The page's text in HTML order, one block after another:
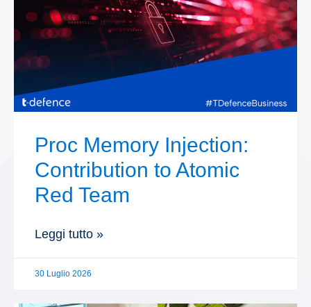
Proc Memory Injection:
Contribution to Atomic
Red Team
Leggi tutto »
30 Luglio 2026